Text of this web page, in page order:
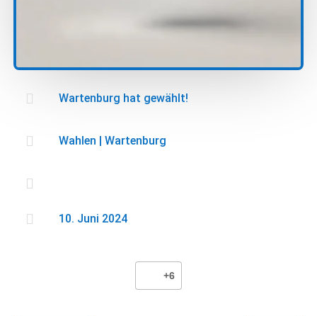
 Wartenburg hat gewählt!
 Wahlen | Wartenburg

 10. Juni 2024
+6